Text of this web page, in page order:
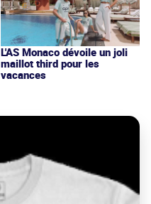
L'AS Monaco dévoile un joli
maillot third pour les
vacances